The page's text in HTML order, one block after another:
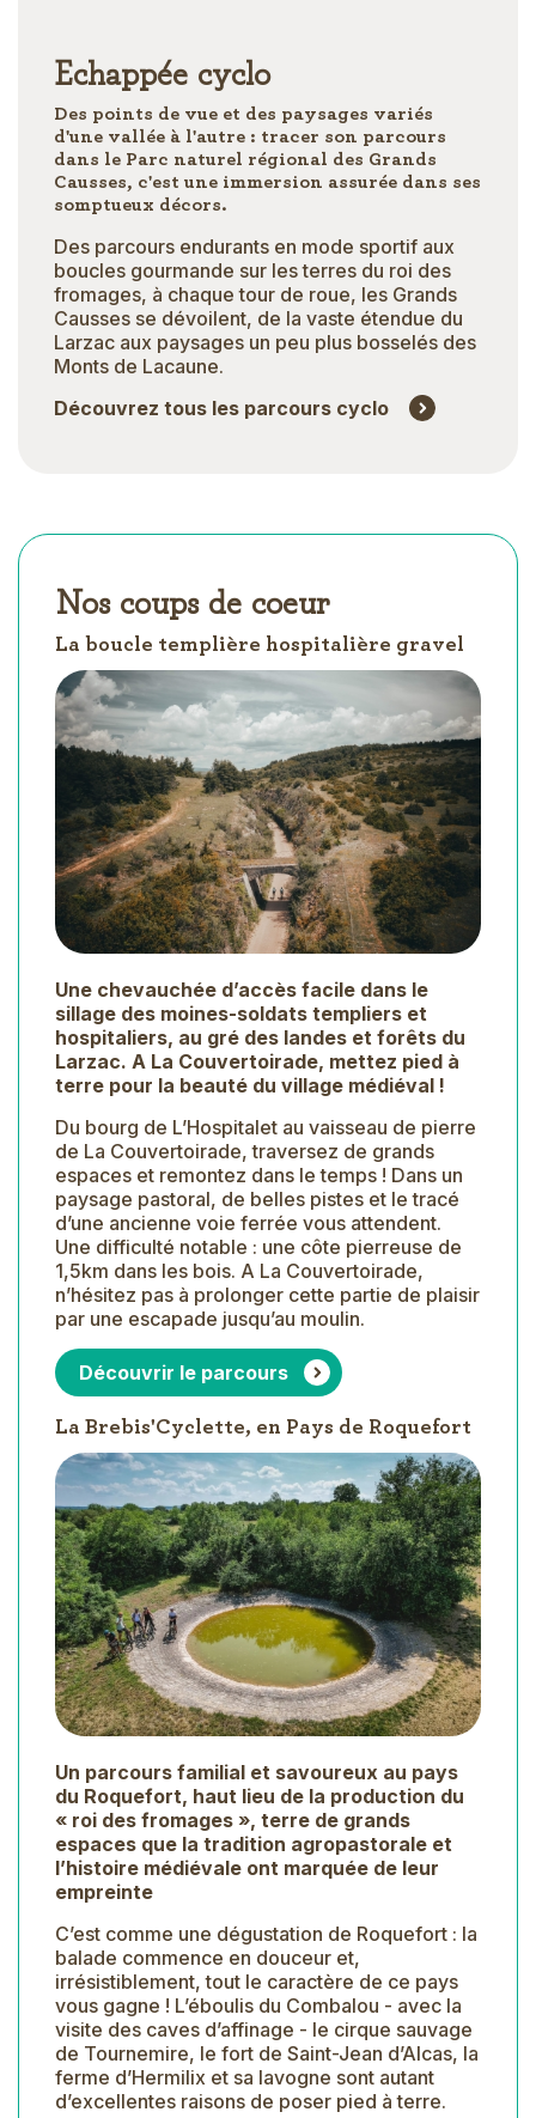
Echappée cyclo
Des points de vue et des paysages variés
d'une vallée à l'autre : tracer son parcours
dans le Parc naturel régional des Grands
Causses, c'est une immersion assurée dans ses
somptueux décors.
Des parcours endurants en mode sportif aux
boucles gourmande sur les terres du roi des
fromages, à chaque tour de roue, les Grands
Causses se dévoilent, de la vaste étendue du
Larzac aux paysages un peu plus bosselés des
Monts de Lacaune.
Découvrez tous les parcours cyclo
Nos coups de coeur
La boucle templière hospitalière gravel
Une chevauchée d’accès facile dans le
sillage des moines-soldats templiers et
hospitaliers, au gré des landes et forêts du
Larzac. A La Couvertoirade, mettez pied à
terre pour la beauté du village médiéval !
Du bourg de L’Hospitalet au vaisseau de pierre
de La Couvertoirade, traversez de grands
espaces et remontez dans le temps ! Dans un
paysage pastoral, de belles pistes et le tracé
d’une ancienne voie ferrée vous attendent.
Une difficulté notable : une côte pierreuse de
1,5km dans les bois. A La Couvertoirade,
n’hésitez pas à prolonger cette partie de plaisir
par une escapade jusqu’au moulin.
Découvrir le parcours
La Brebis'Cyclette, en Pays de Roquefort
Un parcours familial et savoureux au pays
du Roquefort, haut lieu de la production du
« roi des fromages », terre de grands
espaces que la tradition agropastorale et
l’histoire médiévale ont marquée de leur
empreinte
C’est comme une dégustation de Roquefort : la
balade commence en douceur et,
irrésistiblement, tout le caractère de ce pays
vous gagne ! L’éboulis du Combalou - avec la
visite des caves d’affinage - le cirque sauvage
de Tournemire, le fort de Saint-Jean d’Alcas, la
ferme d’Hermilix et sa lavogne sont autant
d’excellentes raisons de poser pied à terre.